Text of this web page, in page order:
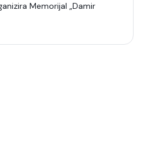
Memorijal „Damir